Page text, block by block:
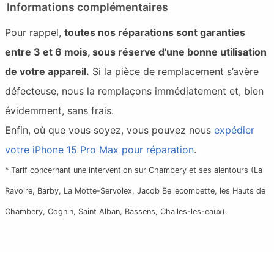
Informations complémentaires
Pour rappel, toutes nos réparations sont garanties
entre 3 et 6 mois, sous réserve d’une bonne utilisation
de votre appareil. Si la pièce de remplacement s’avère
défecteuse, nous la remplaçons immédiatement et, bien
évidemment, sans frais.
Enfin, où que vous soyez, vous pouvez nous expédier
votre iPhone 15 Pro Max pour réparation.
* Tarif concernant une intervention sur Chambery et ses alentours (La
Ravoire, Barby, La Motte-Servolex, Jacob Bellecombette, les Hauts de
Chambery, Cognin, Saint Alban, Bassens, Challes-les-eaux).